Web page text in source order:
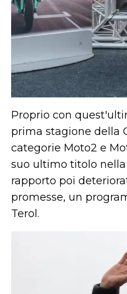
Proprio con
prima stagione della
categorie Moto2 e
suo ultimo titolo
rapporto poi
promesse, un
Terol.